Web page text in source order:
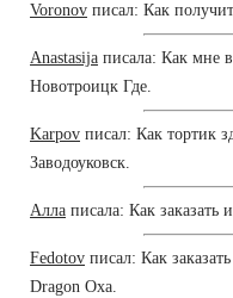
Voronov писал: Как
Anastasija писала: Как мне
Новотроицк Где.
Karpov писал: Как тортик
Заводоуковск.
Алла писала: Как заказать
Fedotov писал: Как
Dragon Оха.